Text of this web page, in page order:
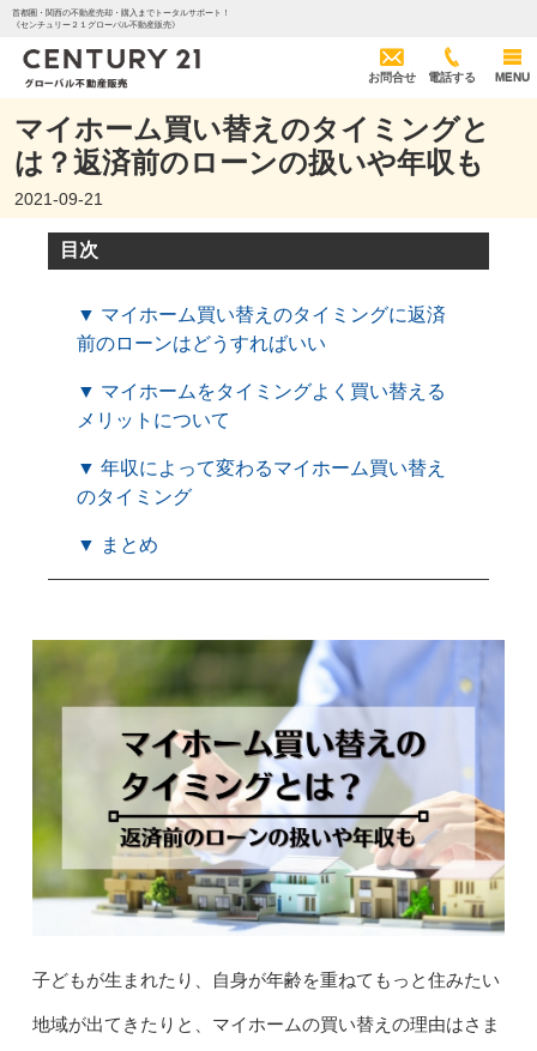
首都圏・関西の不動産売却・購入までトータルサポート！
《センチュリー２１グローバル不動産販売》
お問合せ 電話する MENU
マイホーム買い替えのタイミングと
は？返済前のローンの扱いや年収も
2021-09-21
目次
▼ マイホーム買い替えのタイミングに返済
前のローンはどうすればいい
▼ マイホームをタイミングよく買い替える
メリットについて
▼ 年収によって変わるマイホーム買い替え
のタイミング
▼ まとめ
子どもが生まれたり、自身が年齢を重ねてもっと住みたい
地域が出てきたりと、マイホームの買い替えの理由はさま